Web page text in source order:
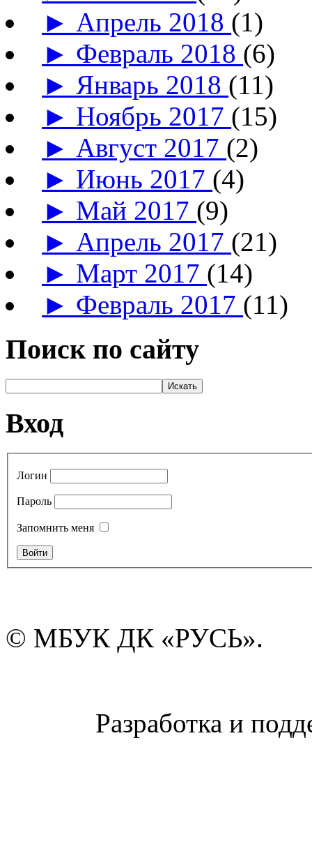
► Апрель 2018 (1)
► Февраль 2018 (6)
► Январь 2018 (11)
► Ноябрь 2017 (15)
► Август 2017 (2)
► Июнь 2017 (4)
► Май 2017 (9)
► Апрель 2017 (21)
► Март 2017 (14)
► Февраль 2017 (11)
Поиск по сайту
Вход
Логин
Пароль
Запомнить меня
© МБУК ДК «РУСЬ».
Разработка и